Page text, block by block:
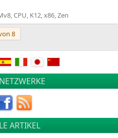
CPU K12 x86 Zen
8
ARTIKEL